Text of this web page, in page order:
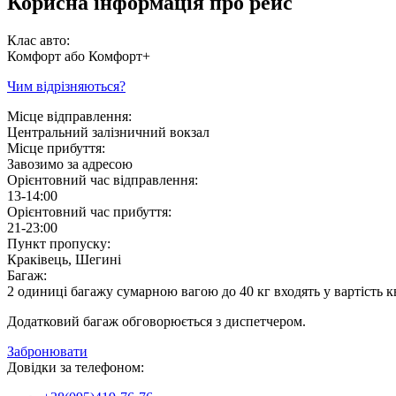
Клас авто:
Комфорт або Комфорт+
Чим відрізняються?
Місце відправлення:
Центральний залізничний вокзал
Місце прибуття:
Завозимо за адресою
Орієнтовний час відправлення:
13-14:00
Орієнтовний час прибуття:
21-23:00
Пункт пропуску:
Краківець, Шегині
Багаж:
2 одиниці багажу сумарною вагою до 40 кг входять у вартість
Додатковий багаж обговорюється з диспетчером.
Забронювати
Довідки за телефоном: